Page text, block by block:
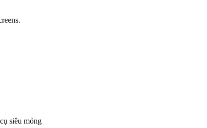
siêu mỏng